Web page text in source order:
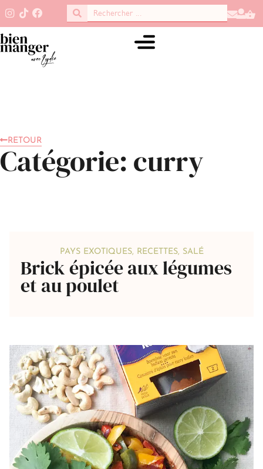
RETOUR
Catégorie: curry
PAYS EXOTIQUES, RECETTES, SALÉ
Brick épicée aux légumes
et au poulet